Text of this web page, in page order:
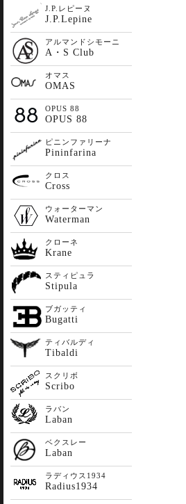
J.P.レピーヌ
J.P.Lepine
アルマンドシモーニ
A・S Club
オマス
OMAS
OPUS 88
OPUS 88
ピニンファリーナ
Pininfarina
クロス
Cross
ウォーターマン
Waterman
クローネ
Krane
スティピュラ
Stipula
ブガッティ
Bugatti
ティバルディ
Tibaldi
スクリボ
Scribo
ラバン
Laban
ベクスレー
Laban
ラディウス1934
Radius1934